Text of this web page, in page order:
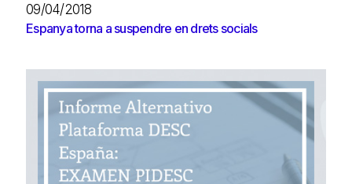
09/04/2018
Espanya torna a suspendre en drets socials